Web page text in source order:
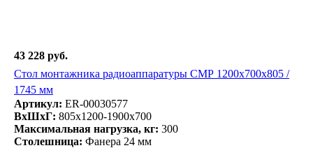
43 228 руб.
Стол монтажника радиоаппаратуры СМР 1200х700х805 /
1745 мм
Артикул: ER-00030577
ВxШxГ: 805x1200-1900x700
Максимальная нагрузка, кг: 300
Столешница: Фанера 24 мм